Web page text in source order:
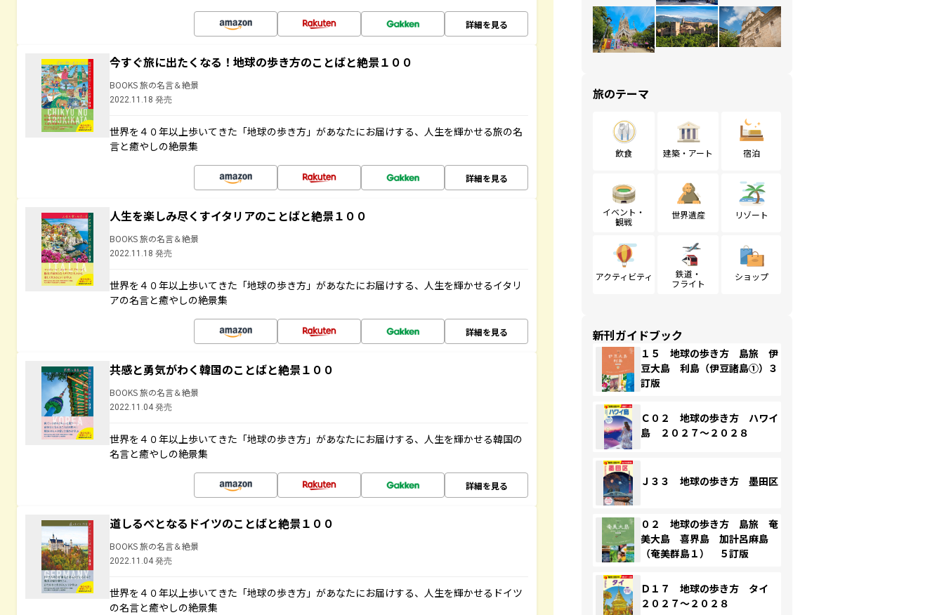
詳細を見る
今すぐ旅に出たくなる！地球の歩き方のことばと絶景１００
BOOKS 旅の名言＆絶景
2022.11.18 発売
世界を４０年以上歩いてきた「地球の歩き方」があなたにお届けする、人生を輝かせる旅の名
言と癒やしの絶景集
詳細を見る
人生を楽しみ尽くすイタリアのことばと絶景１００
BOOKS 旅の名言＆絶景
2022.11.18 発売
世界を４０年以上歩いてきた「地球の歩き方」があなたにお届けする、人生を輝かせるイタリ
アの名言と癒やしの絶景集
詳細を見る
共感と勇気がわく韓国のことばと絶景１００
BOOKS 旅の名言＆絶景
2022.11.04 発売
世界を４０年以上歩いてきた「地球の歩き方」があなたにお届けする、人生を輝かせる韓国の
名言と癒やしの絶景集
詳細を見る
道しるべとなるドイツのことばと絶景１００
BOOKS 旅の名言＆絶景
2022.11.04 発売
世界を４０年以上歩いてきた「地球の歩き方」があなたにお届けする、人生を輝かせるドイツ
の名言と癒やしの絶景集
旅のテーマ
飲食 建築・アート 宿泊
イベント・
観戦
世界遺産 リゾート
アクティビティ
鉄道・
フライト
ショップ
新刊ガイドブック
１５ 地球の歩き方 島旅 伊
豆大島 利島（伊豆諸島①）３
訂版
Ｃ０２ 地球の歩き方 ハワイ
島 ２０２７～２０２８
Ｊ３３ 地球の歩き方 墨田区
０２ 地球の歩き方 島旅 奄
美大島 喜界島 加計呂麻島
（奄美群島１） ５訂版
Ｄ１７ 地球の歩き方 タイ
２０２７～２０２８